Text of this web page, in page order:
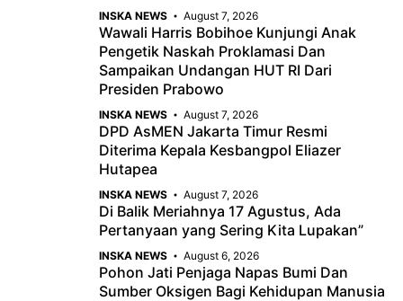
INSKA NEWS August 7, 2026
Wawali Harris Bobihoe Kunjungi Anak
Pengetik Naskah Proklamasi Dan
Sampaikan Undangan HUT RI Dari
Presiden Prabowo
INSKA NEWS August 7, 2026
DPD AsMEN Jakarta Timur Resmi
Diterima Kepala Kesbangpol Eliazer
Hutapea
INSKA NEWS August 7, 2026
Di Balik Meriahnya 17 Agustus, Ada
Pertanyaan yang Sering Kita Lupakan”
INSKA NEWS August 6, 2026
Pohon Jati Penjaga Napas Bumi Dan
Sumber Oksigen Bagi Kehidupan Manusia